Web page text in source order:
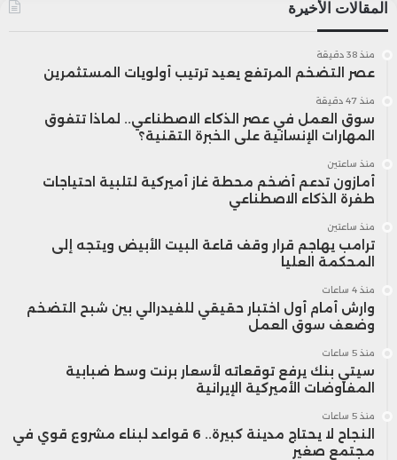
المقالات الأخيرة
منذ 38 دقيقة
عصر التضخم المرتفع يعيد ترتيب أولويات المستثمرين
منذ 47 دقيقة
سوق العمل في عصر الذكاء الاصطناعي.. لماذا تتفوق
المهارات الإنسانية على الخبرة التقنية؟
منذ ساعتين
أمازون تدعم أضخم محطة غاز أميركية لتلبية احتياجات
طفرة الذكاء الاصطناعي
منذ ساعتين
ترامب يهاجم قرار وقف قاعة البيت الأبيض ويتجه إلى
المحكمة العليا
منذ 4 ساعات
وارش أمام أول اختبار حقيقي للفيدرالي بين شبح التضخم
وضعف سوق العمل
منذ 5 ساعات
سيتي بنك يرفع توقعاته لأسعار برنت وسط ضبابية
المفاوضات الأميركية الإيرانية
منذ 5 ساعات
النجاح لا يحتاج مدينة كبيرة.. 6 قواعد لبناء مشروع قوي في
مجتمع صغير